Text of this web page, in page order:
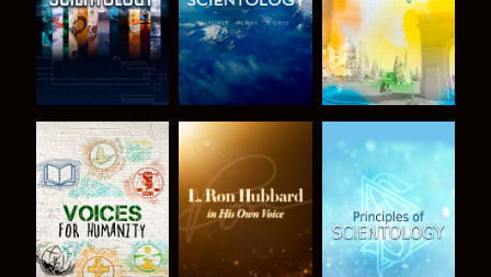
SERIE
ENTDECKEN
SERIE
ENTDECKEN
SERIE
ENTDECKEN